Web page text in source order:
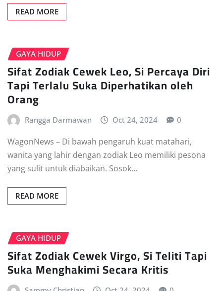
READ MORE
GAYA HIDUP
Sifat Zodiak Cewek Leo, Si Percaya Diri
Tapi Terlalu Suka Diperhatikan oleh
Orang
Rangga Darmawan Oct 24, 2024 0
WagonNews – Di bawah pengaruh kuat matahari,
wanita yang lahir dengan zodiak Leo memiliki pesona
yang sulit untuk diabaikan. Sosok…
READ MORE
GAYA HIDUP
Sifat Zodiak Cewek Virgo, Si Teliti Tapi
Suka Menghakimi Secara Kritis